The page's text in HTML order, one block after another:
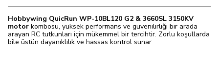
Hobbywing QuicRun WP-10BL120 G2 & 3660SL 3150KV
motor kombosu, yüksek performans ve güvenilirliği bir arada
arayan RC tutkunları için mükemmel bir tercihtir. Zorlu koşullarda
bile üstün dayanıklılık ve hassas kontrol sunar